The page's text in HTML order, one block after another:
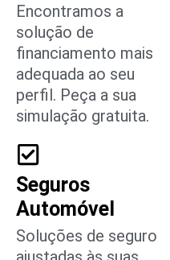
Encontramos a
solução de
financiamento mais
adequada ao seu
perfil. Peça a sua
simulação gratuita.
Seguros
Automóvel
Soluções de seguro